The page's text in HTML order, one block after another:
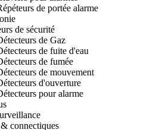
de portée alarme
de sécurité
de Gaz
de fuite d'eau
de fumée
de mouvement
d'ouverture
pour alarme
connectiques